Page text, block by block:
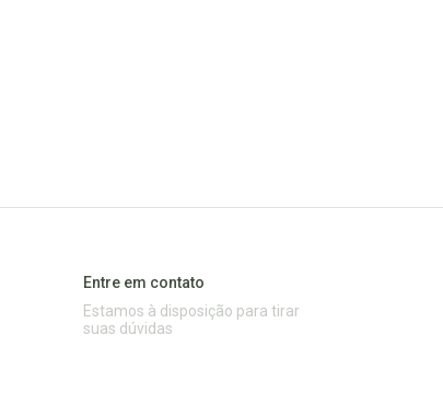
Entre em contato
Estamos à disposição para tirar
suas dúvidas